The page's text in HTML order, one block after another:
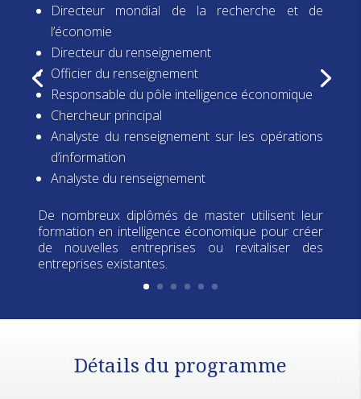
Directeur mondial de la recherche et de
l’économie
Directeur du renseignement
Officier du renseignement
Responsable du pôle intelligence économique
Chercheur principal
Analyste du renseignement sur les opérations
d’information
Analyste du renseignement
De nombreux diplômés de master utilisent leur
formation en intelligence économique pour créer
de nouvelles entreprises ou revitaliser des
entreprises existantes.
Détails du programme